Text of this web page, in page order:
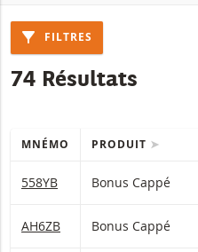
FILTRES
74 Résultats
Table with (filtered) products.
MNÉMO PRODUIT
558YB Bonus Cappé
AH6ZB Bonus Cappé